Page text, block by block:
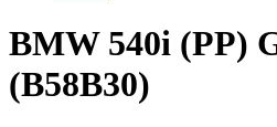
BMW 540i (PP)
(B58B30)